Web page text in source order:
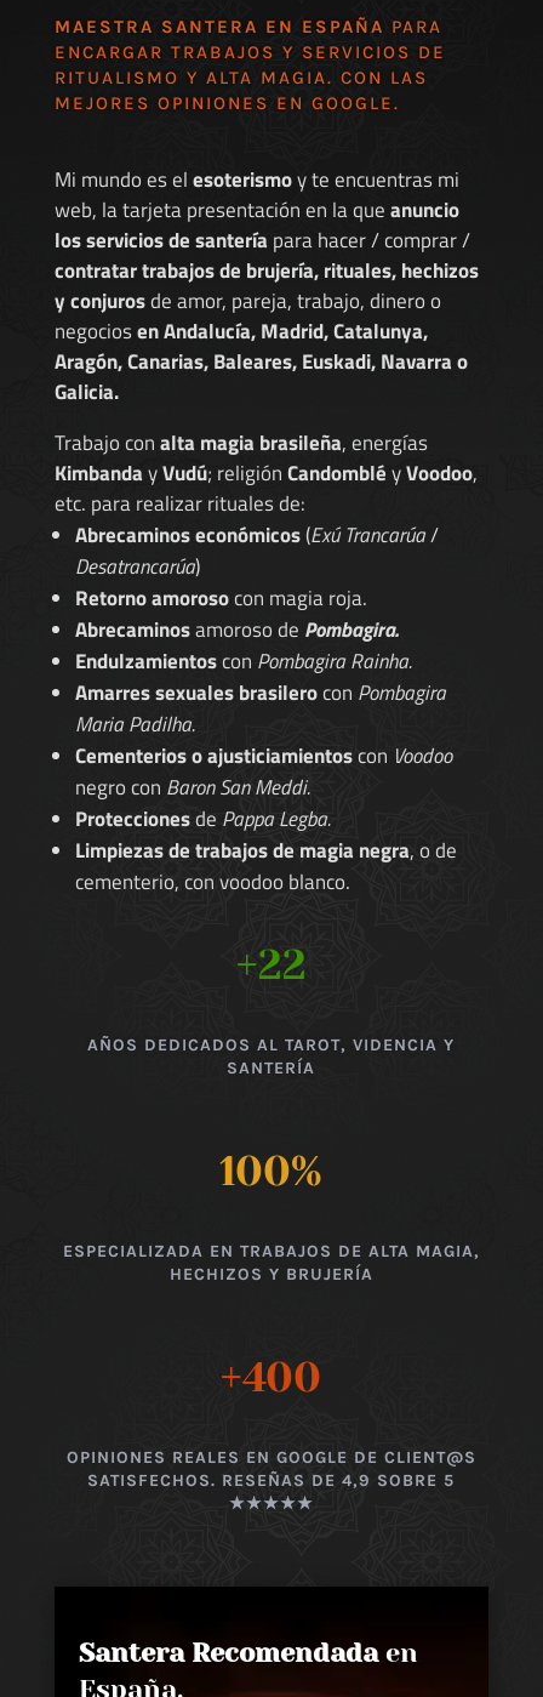
MAESTRA SANTERA EN ESPAÑA PARA
ENCARGAR TRABAJOS Y SERVICIOS DE
RITUALISMO Y ALTA MAGIA. CON LAS
MEJORES OPINIONES EN GOOGLE.
Mi mundo es elesoterismoy te encuentras mi
web, la tarjeta presentación en la queanuncio
los servicios de santería para hacer / comprar /
contratar trabajos de brujería, rituales, hechizos
y conjurosde amor, pareja, trabajo, dinero o
negociosen Andalucía, Madrid, Catalunya,
Aragón, Canarias, Baleares, Euskadi, Navarra o
Galicia.
Trabajo conalta magia brasileña, energías
KimbandayVudú; religiónCandombléyVoodoo,
etc. para realizar rituales de:
Abrecaminos económicos(Exú Trancarúa/
Desatrancarúa)
Retorno amorosocon magia roja.
Abrecaminosamoroso de Pombagira.
Endulzamientoscon Pombagira Rainha.
Amarres sexuales brasilerocon Pombagira
Maria Padilha.
Cementerios o ajusticiamientoscon Voodoo
negro con Baron San Meddi.
Proteccionesde Pappa Legba.
Limpiezas de trabajos de magia negra, o de
cementerio, con voodoo blanco.
+22
AÑOS DEDICADOS AL TAROT, VIDENCIA Y
SANTERÍA
100%
ESPECIALIZADA EN TRABAJOS DE ALTA MAGIA,
HECHIZOS Y BRUJERÍA
+400
OPINIONES REALES EN GOOGLE DE CLIENT@S
SATISFECHOS. RESEÑAS DE 4,9 SOBRE 5
★★★★★
Santera Recomendadaen
España,